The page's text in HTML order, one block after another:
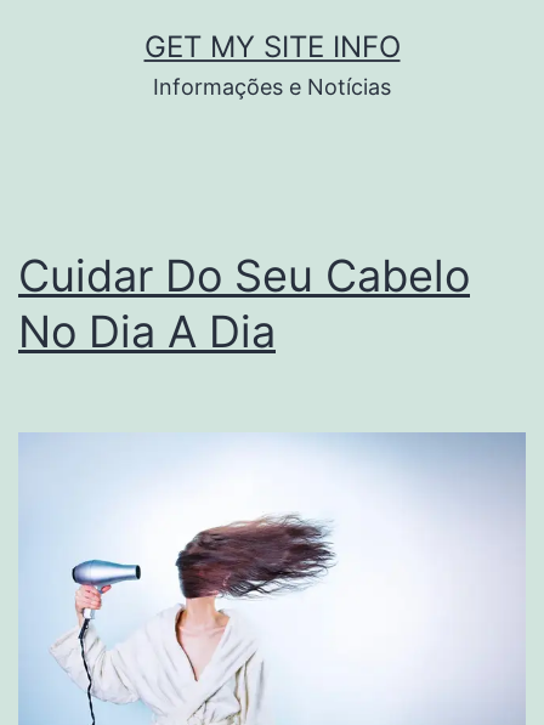
GET MY SITE INFO
Informações e Notícias
Cuidar Do Seu Cabelo
No Dia A Dia